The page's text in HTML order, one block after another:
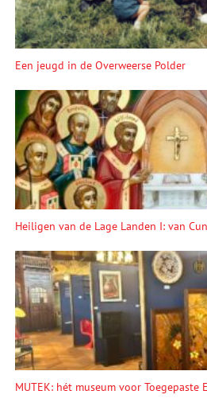
Een jeugd in de Overweerse Polder
Heiligen van de Lage Landen I: van
MUTEK: hét museum voor Toegepaste